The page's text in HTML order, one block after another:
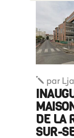
par
DE LA
SUR-